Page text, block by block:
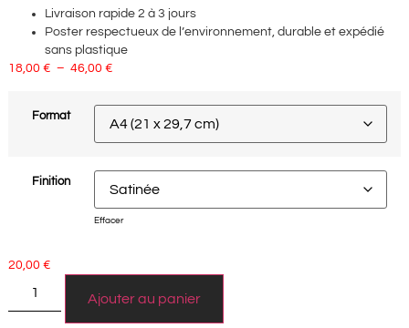
Livraison rapide 2 à 3 jours
Poster respectueux de l’environnement, durable et expédié
sans plastique
18,00 € – 46,00 €
Format
Finition
Effacer
20,00 €
Ajouter au panier